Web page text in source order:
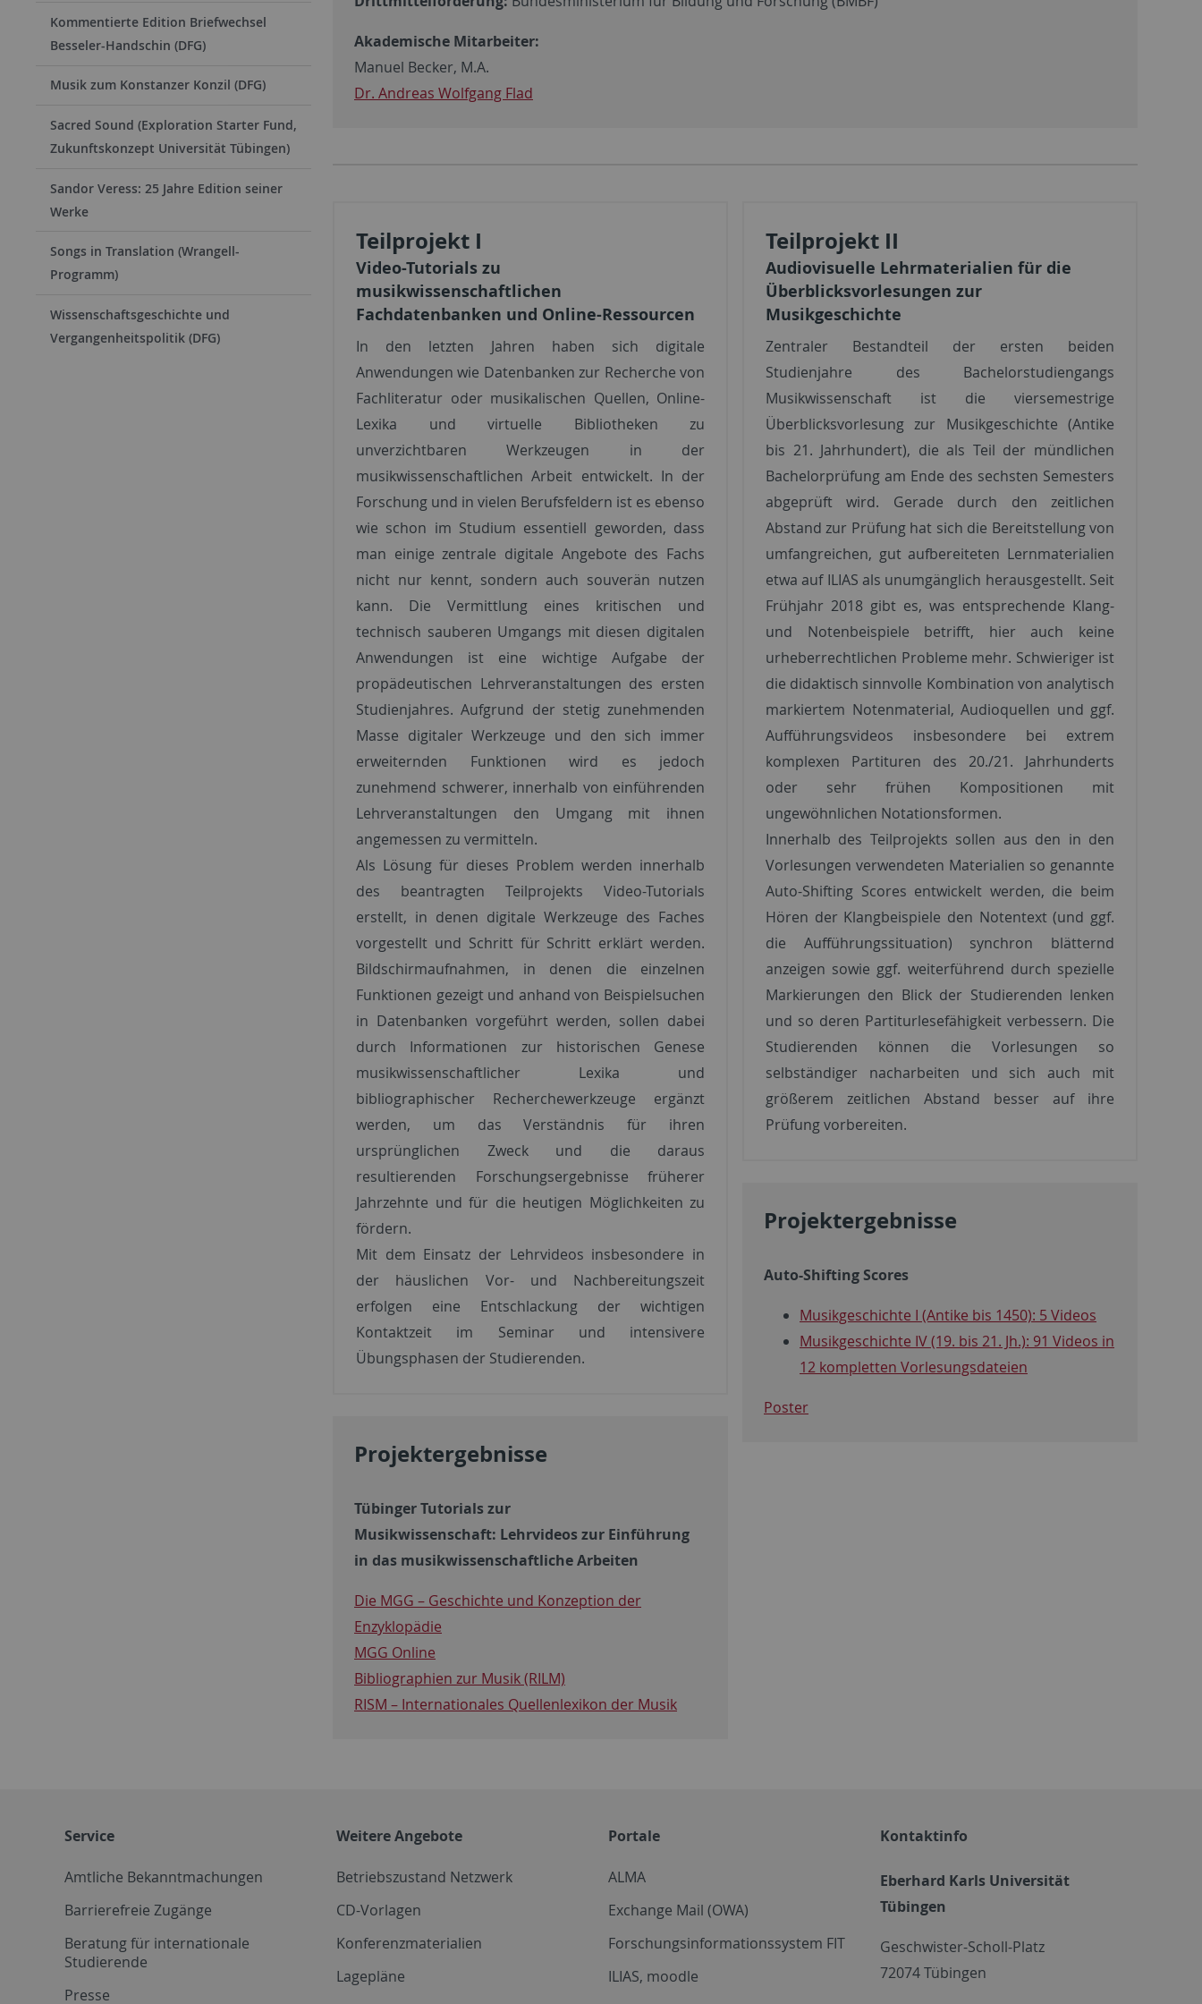
Kommentierte Edition Briefwechsel
Besseler-Handschin (DFG)
Musik zum Konstanzer Konzil (DFG)
Sacred Sound (Exploration Starter Fund,
Zukunftskonzept Universität Tübingen)
Sandor Veress: 25 Jahre Edition seiner
Werke
Songs in Translation (Wrangell-
Programm)
Wissenschaftsgeschichte und
Vergangenheitspolitik (DFG)
Akademische Mitarbeiter:
Manuel Becker, M.A.
Dr. Andreas Wolfgang Flad
Teilprojekt I
Video-Tutorials zu
musikwissenschaftlichen
Fachdatenbanken und Online-Ressourcen
In den letzten Jahren haben sich digitale
Anwendungen wie Datenbanken zur Recherche von
Fachliteratur oder musikalischen Quellen, Online-
Lexika und virtuelle Bibliotheken zu
unverzichtbaren Werkzeugen in der
musikwissenschaftlichen Arbeit entwickelt. In der
Forschung und in vielen Berufsfeldern ist es ebenso
wie schon im Studium essentiell geworden, dass
man einige zentrale digitale Angebote des Fachs
nicht nur kennt, sondern auch souverän nutzen
kann. Die Vermittlung eines kritischen und
technisch sauberen Umgangs mit diesen digitalen
Anwendungen ist eine wichtige Aufgabe der
propädeutischen Lehrveranstaltungen des ersten
Studienjahres. Aufgrund der stetig zunehmenden
Masse digitaler Werkzeuge und den sich immer
erweiternden Funktionen wird es jedoch
zunehmend schwerer, innerhalb von einführenden
Lehrveranstaltungen den Umgang mit ihnen
angemessen zu vermitteln.
Als Lösung für dieses Problem werden innerhalb
des beantragten Teilprojekts Video-Tutorials
erstellt, in denen digitale Werkzeuge des Faches
vorgestellt und Schritt für Schritt erklärt werden.
Bildschirmaufnahmen, in denen die einzelnen
Funktionen gezeigt und anhand von Beispielsuchen
in Datenbanken vorgeführt werden, sollen dabei
durch Informationen zur historischen Genese
musikwissenschaftlicher Lexika und
bibliographischer Recherchewerkzeuge ergänzt
werden, um das Verständnis für ihren
ursprünglichen Zweck und die daraus
resultierenden Forschungsergebnisse früherer
Jahrzehnte und für die heutigen Möglichkeiten zu
fördern.
Mit dem Einsatz der Lehrvideos insbesondere in
der häuslichen Vor- und Nachbereitungszeit
erfolgen eine Entschlackung der wichtigen
Kontaktzeit im Seminar und intensivere
Übungsphasen der Studierenden.
Projektergebnisse
Tübinger Tutorials zur
Musikwissenschaft: Lehrvideos zur Einführung
in das musikwissenschaftliche Arbeiten
Die MGG – Geschichte und Konzeption der
Enzyklopädie
MGG Online
Bibliographien zur Musik (RILM)
RISM – Internationales Quellenlexikon der Musik
Teilprojekt II
Audiovisuelle Lehrmaterialien für die
Überblicksvorlesungen zur
Musikgeschichte
Zentraler Bestandteil der ersten beiden
Studienjahre des Bachelorstudiengangs
Musikwissenschaft ist die viersemestrige
Überblicksvorlesung zur Musikgeschichte (Antike
bis 21. Jahrhundert), die als Teil der mündlichen
Bachelorprüfung am Ende des sechsten Semesters
abgeprüft wird. Gerade durch den zeitlichen
Abstand zur Prüfung hat sich die Bereitstellung von
umfangreichen, gut aufbereiteten Lernmaterialien
etwa auf ILIAS als unumgänglich herausgestellt. Seit
Frühjahr 2018 gibt es, was entsprechende Klang-
und Notenbeispiele betrifft, hier auch keine
urheberrechtlichen Probleme mehr. Schwieriger ist
die didaktisch sinnvolle Kombination von analytisch
markiertem Notenmaterial, Audioquellen und ggf.
Aufführungsvideos insbesondere bei extrem
komplexen Partituren des 20./21. Jahrhunderts
oder sehr frühen Kompositionen mit
ungewöhnlichen Notationsformen.
Innerhalb des Teilprojekts sollen aus den in den
Vorlesungen verwendeten Materialien so genannte
Auto-Shifting Scores entwickelt werden, die beim
Hören der Klangbeispiele den Notentext (und ggf.
die Aufführungssituation) synchron blätternd
anzeigen sowie ggf. weiterführend durch spezielle
Markierungen den Blick der Studierenden lenken
und so deren Partiturlesefähigkeit verbessern. Die
Studierenden können die Vorlesungen so
selbständiger nacharbeiten und sich auch mit
größerem zeitlichen Abstand besser auf ihre
Prüfung vorbereiten.
Projektergebnisse
Auto-Shifting Scores
Musikgeschichte I (Antike bis 1450): 5 Videos
Musikgeschichte IV (19. bis 21. Jh.): 91 Videos in
12 kompletten Vorlesungsdateien
Poster
Service
Amtliche Bekanntmachungen
Barrierefreie Zugänge
Beratung für internationale
Studierende
Presse
Weitere Angebote
Betriebszustand Netzwerk
CD-Vorlagen
Konferenzmaterialien
Lagepläne
Portale
ALMA
Exchange Mail (OWA)
Forschungsinformationssystem FIT
ILIAS, moodle
Kontaktinfo
Eberhard Karls Universität
Tübingen
Geschwister-Scholl-Platz
72074 Tübingen